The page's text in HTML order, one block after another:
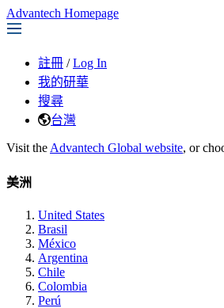
Advantech Homepage
註冊 / Log In
我的研華
搜尋
台灣
Visit the Advantech Global website, or
美洲
United States
Brasil
México
Argentina
Chile
Colombia
Perú